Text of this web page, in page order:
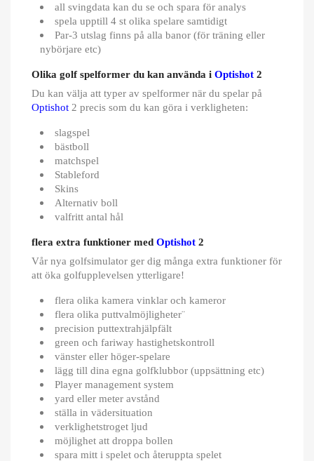
all svingdata kan du se och spara för analys
spela upptill 4 st olika spelare samtidigt
Par-3 utslag finns på alla banor (för träning eller
nybörjare etc)
Olika golf spelformer du kan använda i Optishot 2
Du kan välja att typer av spelformer när du spelar på
Optishot 2 precis som du kan göra i verkligheten:
slagspel
bästboll
matchspel
Stableford
Skins
Alternativ boll
valfritt antal hål
flera extra funktioner med Optishot 2
Vår nya golfsimulator ger dig många extra funktioner för
att öka golfupplevelsen ytterligare!
flera olika kamera vinklar och kameror
flera olika puttvalmöjligheter¨
precision puttextrahjälpfält
green och fariway hastighetskontroll
vänster eller höger-spelare
lägg till dina egna golfklubbor (uppsättning etc)
Player management system
yard eller meter avstånd
ställa in vädersituation
verklighetstroget ljud
möjlighet att droppa bollen
spara mitt i spelet och återuppta spelet
Logga in
Du behöver vara inlogga för att spara produkter i din
Önskelista.
Avbryt